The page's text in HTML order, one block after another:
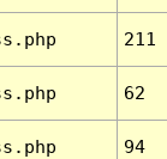
211
62
94